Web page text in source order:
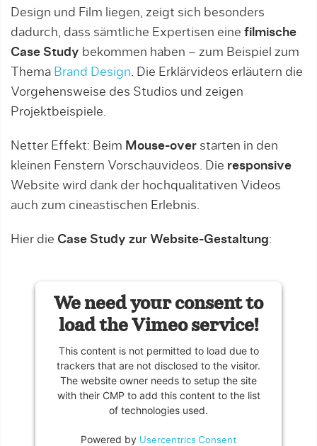
Design und Film liegen, zeigt sich besonders
dadurch, dass sämtliche Expertisen eine filmische
Case Study bekommen haben – zum Beispiel zum
Thema Brand Design. Die Erklärvideos erläutern die
Vorgehensweise des Studios und zeigen
Projektbeispiele.
Netter Effekt: Beim Mouse-over starten in den
kleinen Fenstern Vorschauvideos. Die responsive
Website wird dank der hochqualitativen Videos
auch zum cineastischen Erlebnis.
Hier die Case Study zur Website-Gestaltung:
We need your consent to
load the Vimeo service!
This content is not permitted to load due to
trackers that are not disclosed to the visitor.
The website owner needs to setup the site
with their CMP to add this content to the list
of technologies used.
Powered by Usercentrics Consent